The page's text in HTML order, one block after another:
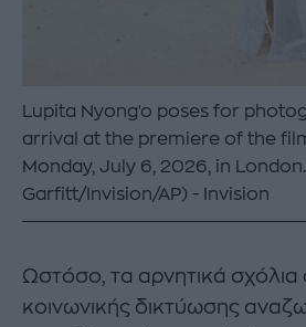
Lupita Nyong'o poses for
arrival at the premiere of the
Monday, July 6, 2026, in
Garfitt/Invision/AP)
Invision
Ωστόσο, τα αρνητικά σχόλια
κοινωνικής δικτύωσης